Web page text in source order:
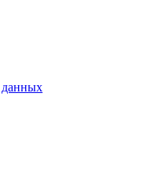
данных